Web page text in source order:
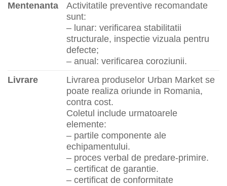
Mentenanta
Activitatile preventive recomandate
sunt:
– lunar: verificarea stabilitatii
structurale, inspectie vizuala pentru
defecte;
– anual: verificarea coroziunii.
Livrare
Livrarea produselor Urban Market se
poate realiza oriunde in Romania,
contra cost.
Coletul include urmatoarele
elemente:
– partile componente ale
echipamentului.
– proces verbal de predare-primire.
– certificat de garantie.
– certificat de conformitate